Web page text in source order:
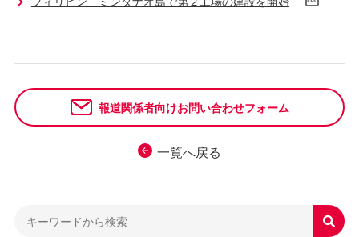
一覧へ戻る
報道関係者向けお問い合わせフォーム
